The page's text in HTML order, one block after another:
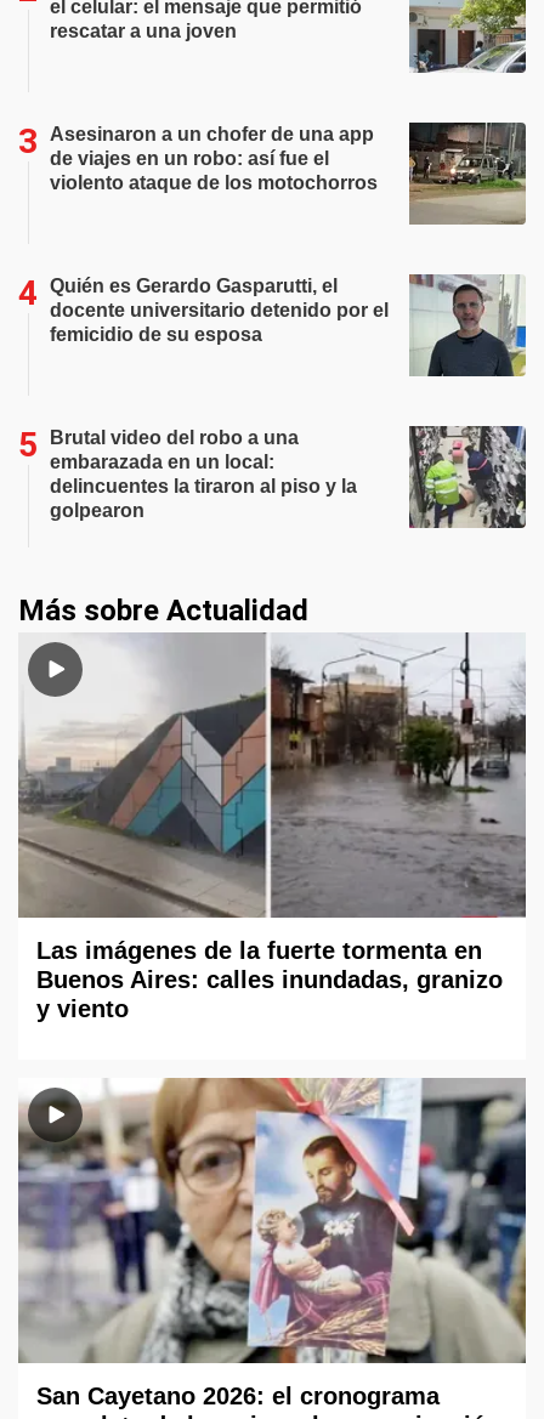
el celular: el mensaje que permitió
rescatar a una joven
Asesinaron a un chofer de una app
de viajes en un robo: así fue el
violento ataque de los motochorros
Quién es Gerardo Gasparutti, el
docente universitario detenido por el
femicidio de su esposa
Brutal video del robo a una
embarazada en un local:
delincuentes la tiraron al piso y la
golpearon
Más sobre Actualidad
Las imágenes de la fuerte tormenta en
Buenos Aires: calles inundadas, granizo
y viento
San Cayetano 2026: el cronograma